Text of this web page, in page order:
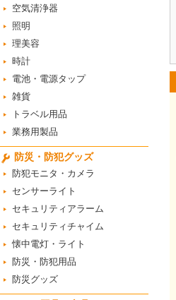
空気清浄器
照明
理美容
時計
電池・電源タップ
雑貨
トラベル用品
業務用製品
防災・防犯グッズ
防犯モニタ・カメラ
センサーライト
セキュリティアラーム
セキュリティチャイム
懐中電灯・ライト
防災・防犯用品
防災グッズ